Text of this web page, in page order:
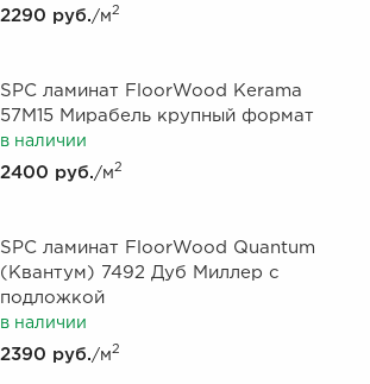
2290 руб. /м2
SPC ламинат FloorWood Kerama
57М15 Мирабель крупный формат
в наличии
2400 руб. /м2
SPC ламинат FloorWood Quantum
(Квантум) 7492 Дуб Миллер с
подложкой
в наличии
2390 руб. /м2